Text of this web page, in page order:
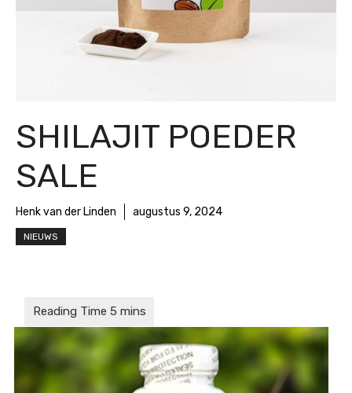
SHILAJIT POEDER
SALE
Henk van der Linden augustus 9, 2024
NIEUWS